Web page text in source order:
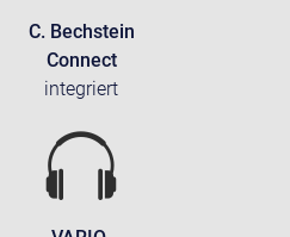
C. Bechstein
Connect
integriert